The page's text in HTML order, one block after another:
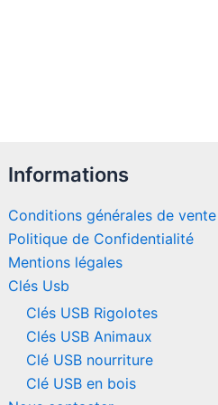
Informations
Conditions générales de vente
Politique de Confidentialité
Mentions légales
Clés Usb
Clés USB Rigolotes
Clés USB Animaux
Clé USB nourriture
Clé USB en bois